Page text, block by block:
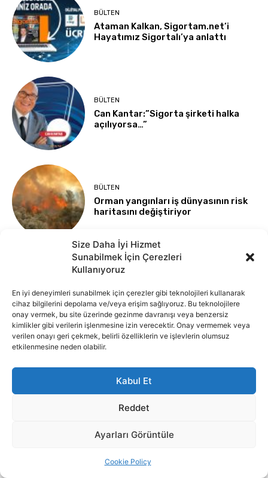
Size Daha İyi Hizmet
Sunabilmek İçin Çerezleri
Kullanıyoruz
En iyi deneyimleri sunabilmek için çerezler gibi teknolojileri kullanarak
cihaz bilgilerini depolama ve/veya erişim sağlıyoruz. Bu teknolojilere
onay vermek, bu site üzerinde gezinme davranışı veya benzersiz
kimlikler gibi verilerin işlenmesine izin verecektir. Onay vermemek veya
verilen onayı geri çekmek, belirli özelliklerin ve işlevlerin olumsuz
etkilenmesine neden olabilir.
Kabul Et
Reddet
Ayarları Görüntüle
Cookie Policy